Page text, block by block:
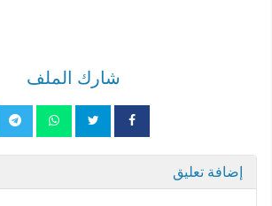
شارك الملف
إضافة تعليق